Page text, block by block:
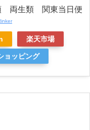
両生類 関東当日便
楽天市場
ョッピング